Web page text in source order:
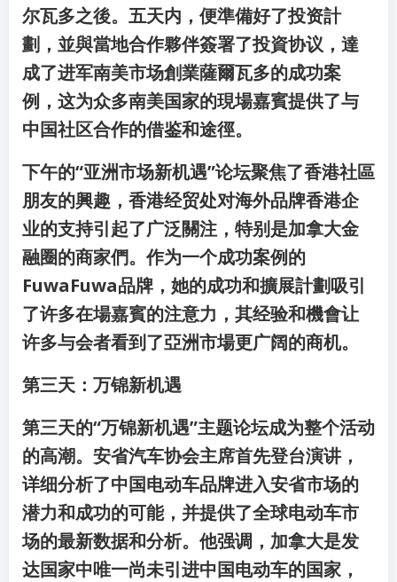
尔瓦多之後。五天内，便準備好了投资計
劃，並與當地合作夥伴簽署了投資协议，達
成了进军南美市场創業薩爾瓦多的成功案
例，这为众多南美国家的現場嘉賓提供了与
中国社区合作的借鉴和途徑。
下午的“亚洲市场新机遇”论坛聚焦了香港社區
朋友的興趣，香港经贸处对海外品牌香港企
业的支持引起了广泛關注，特别是加拿大金
融圈的商家們。作为一个成功案例的
FuwaFuwa品牌，她的成功和擴展計劃吸引
了许多在場嘉賓的注意力，其经验和機會让
许多与会者看到了亞洲市場更广阔的商机。
第三天：万锦新机遇
第三天的“万锦新机遇”主题论坛成为整个活动
的高潮。安省汽车协会主席首先登台演讲，
详细分析了中国电动车品牌进入安省市场的
潜力和成功的可能，并提供了全球电动车市
场的最新数据和分析。他强调，加拿大是发
达国家中唯一尚未引进中国电动车的国家，